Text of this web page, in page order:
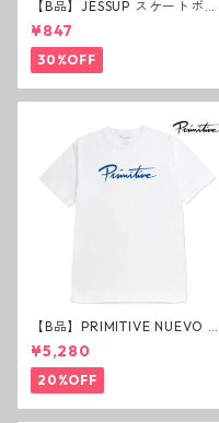
【B品】JESSUP スケートボー
ド グリップテープ ウルトラグ
リップ ホワイト デッキテープ
ジェスアップ ジェサップ
¥847
30%OFF
【B品】PRIMITIVE NUEVO SC
RIPT HW TEE WHITE ヘビー
ウェイトTシャツ ホワイト プ
リミティブ
¥5,280
20%OFF